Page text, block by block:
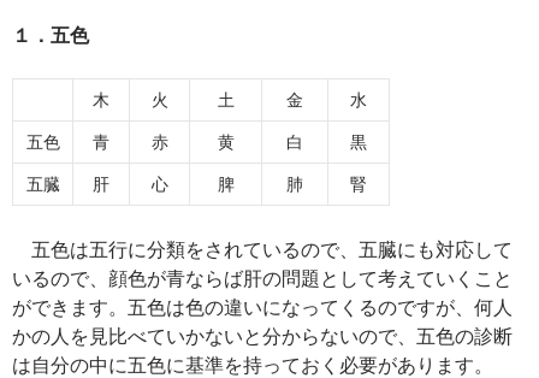
１．五色
木 火 土 金 水
五色 青 赤 黄 白 黒
五臓 肝 心 脾 肺 腎
五色は五行に分類をされているので、五臓にも対応して
いるので、顔色が青ならば肝の問題として考えていくこと
ができます。五色は色の違いになってくるのですが、何人
かの人を見比べていかないと分からないので、五色の診断
は自分の中に五色に基準を持っておく必要があります。